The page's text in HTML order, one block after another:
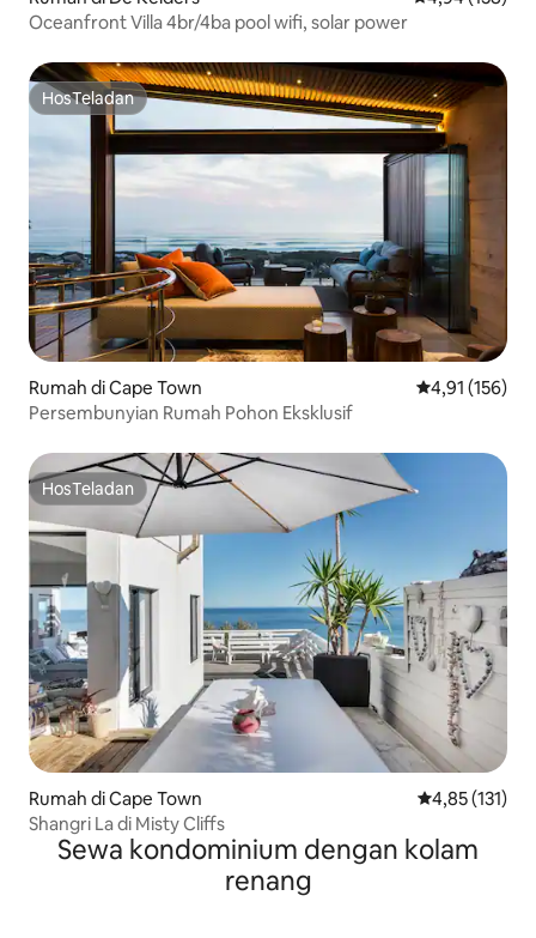
Oceanfront Villa 4br/4ba pool wifi, solar power
HosTeladan
HosTeladan
Rumah di Cape Town Nilai rata-rata
4,91 (156)
Persembunyian Rumah Pohon Eksklusif
HosTeladan
HosTeladan
Rumah di Cape Town Nilai rata-rata
4,85 (131)
Shangri La di Misty Cliffs
Sewa kondominium dengan kolam
renang